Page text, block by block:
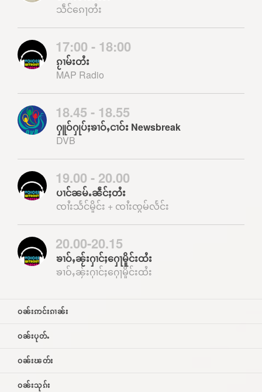
သဵင်ၵေႃတႆး
17:00 - 18:00
ၵႂၢမ်းတႆး
MAP Radio
18.45 - 18.55
ႁူဝ်ႁုပ်ႈၶၢဝ်ႇငၢဝ်း Newsbreak
DVB
19.00 - 20.00
ပၢင်ၼမ်ႉၼဵင်ႈတႆး
ၸၢႆးသႅင်မိူင်း + ၸၢႆးၸွမ်လႅင်း
20.00-20.15
ၶၢဝ်ႇၼႂ်းႁၢင်ႈႁေႃမိူင်းထႆး
ၶၢဝ်ႇၼႂ်းႁၢင်ႈႁေႃမိူင်းထႆး
ဝၼ်းဢင်းၵၢၼ်း
ဝၼ်းပုတ်ႉ
ဝၼ်းၽတ်း
ဝၼ်းသုၵ်း